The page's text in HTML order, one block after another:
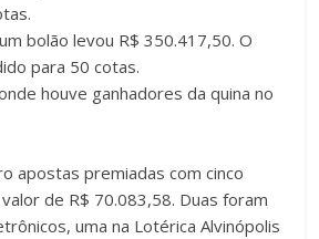
bolão levou R$ 350.417,50. O
para 50 cotas.
houve ganhadores da quina no
apostas premiadas com cinco
de R$ 70.083,58. Duas foram
uma na Lotérica Alvinópolis